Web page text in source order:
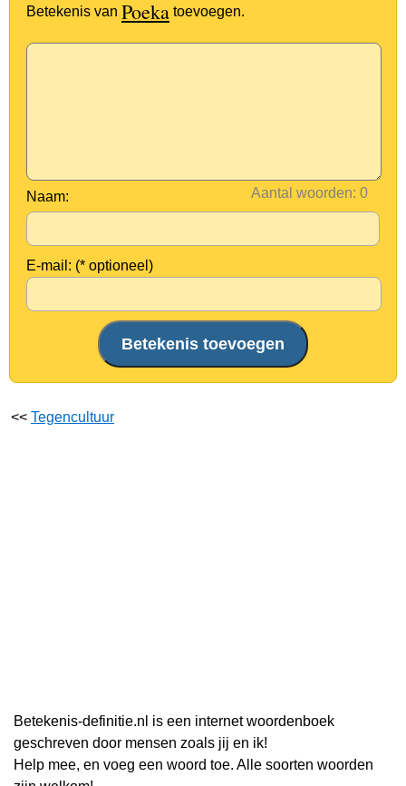
Betekenis van Poeka toevoegen.
Aantal woorden:
Naam:
E-mail: (* optioneel)
<< Tegencultuur
Betekenis-definitie.nl is een internet woordenboek
geschreven door mensen zoals jij en ik!
Help mee, en voeg een woord toe. Alle soorten woorden